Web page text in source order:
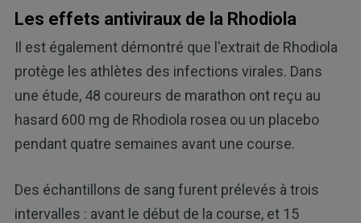
Les effets antiviraux de la Rhodiola
Il est également démontré que l'extrait de Rhodiola
protège les athlètes des infections virales. Dans
une étude, 48 coureurs de marathon ont reçu au
hasard 600 mg de Rhodiola rosea ou un placebo
pendant quatre semaines avant une course.
Des échantillons de sang furent prélevés à trois
intervalles : avant le début de la course, et 15